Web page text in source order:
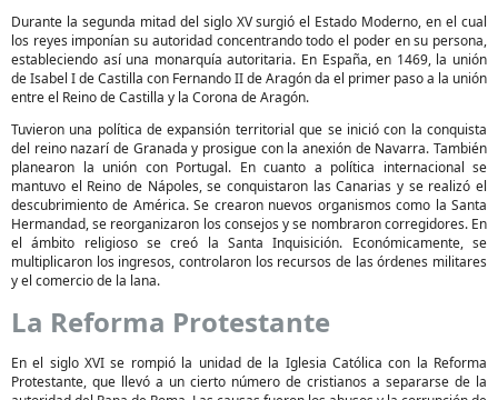
Durante la segunda mitad del siglo XV surgió el Estado Moderno, en el cual
los reyes imponían su autoridad concentrando todo el poder en su persona,
estableciendo así una monarquía autoritaria. En España, en 1469, la unión
de Isabel I de Castilla con Fernando II de Aragón da el primer paso a la unión
entre el Reino de Castilla y la Corona de Aragón.
Tuvieron una política de expansión territorial que se inició con la conquista
del reino nazarí de Granada y prosigue con la anexión de Navarra. También
planearon la unión con Portugal. En cuanto a política internacional se
mantuvo el Reino de Nápoles, se conquistaron las Canarias y se realizó el
descubrimiento de América. Se crearon nuevos organismos como la Santa
Hermandad, se reorganizaron los consejos y se nombraron corregidores. En
el ámbito religioso se creó la Santa Inquisición. Económicamente, se
multiplicaron los ingresos, controlaron los recursos de las órdenes militares
y el comercio de la lana.
La Reforma Protestante
En el siglo XVI se rompió la unidad de la Iglesia Católica con la Reforma
Protestante, que llevó a un cierto número de cristianos a separarse de la